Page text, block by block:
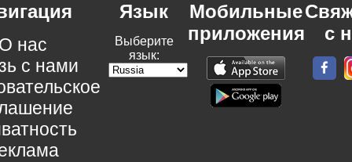
нас
с нами
Язык
Выберите
язык:
Мобильные
приложения
с